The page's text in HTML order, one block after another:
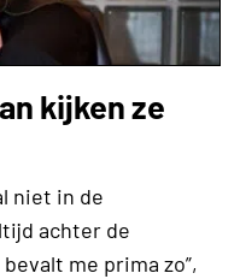
kijken ze
niet in de
achter de
me prima zo”,